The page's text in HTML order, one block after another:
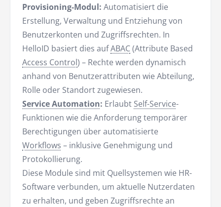
Provisioning-Modul: Automatisiert die
Erstellung, Verwaltung und Entziehung von
Benutzerkonten und Zugriffsrechten. In
HelloID basiert dies aufABAC(Attribute Based
Access Control) – Rechte werden dynamisch
anhand von Benutzerattributen wie Abteilung,
Rolle oder Standort zugewiesen.
Service Automation: Erlaubt Self-Service-
Funktionen wie die Anforderung temporärer
Berechtigungen über automatisierte
Workflows – inklusive Genehmigung und
Protokollierung.
Diese Module sind mit Quellsystemen wie HR-
Software verbunden, um aktuelle Nutzerdaten
zu erhalten, und geben Zugriffsrechte an